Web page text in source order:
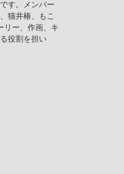
す。メンバー
猫井椿、もこ
リー、作画、キ
役割を担い